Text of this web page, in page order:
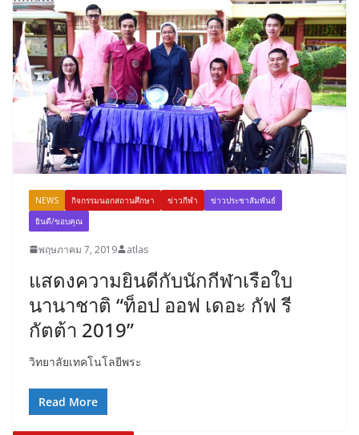
NEWS กิจกรรมนอกสถานศึกษา ข่าวกีฬา
ข่าวประชาสัมพันธ์
ยินดี/ขอบคุณ
พฤษภาคม 7, 2019 atlas
แสดงความยินดีกับนักกีฬาเรือใบ
นานาชาติ “ท็อป ออฟ เดอะ กัฟ รี
กัตต้า 2019”
วิทยาลัยเทคโนโลยีพระ
Read More